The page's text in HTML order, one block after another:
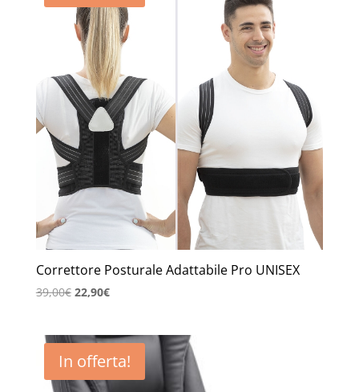
Correttore Posturale Adattabile Pro UNISEX
39,00€ Il
era:
39,00€.
22,90€Il
è:
22,90€.
In offerta!